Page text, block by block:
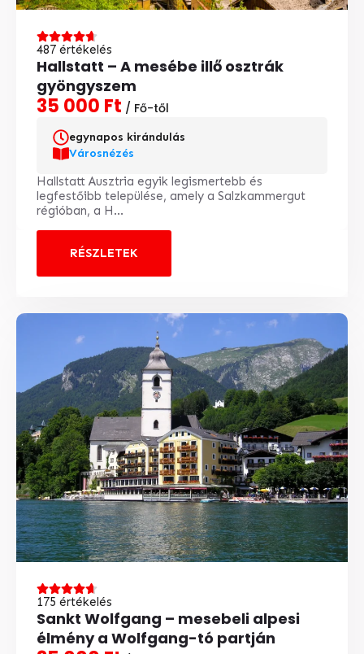
487 értékelés
Hallstatt – A mesébe illő osztrák
gyöngyszem
35 000 Ft / Fő-től
egynapos kirándulás
Városnézés
Hallstatt Ausztria egyik legismertebb és
legfestőibb települése, amely a Salzkammergut
régióban, a H...
RÉSZLETEK
175 értékelés
Sankt Wolfgang – mesebeli alpesi
élmény a Wolfgang-tó partján